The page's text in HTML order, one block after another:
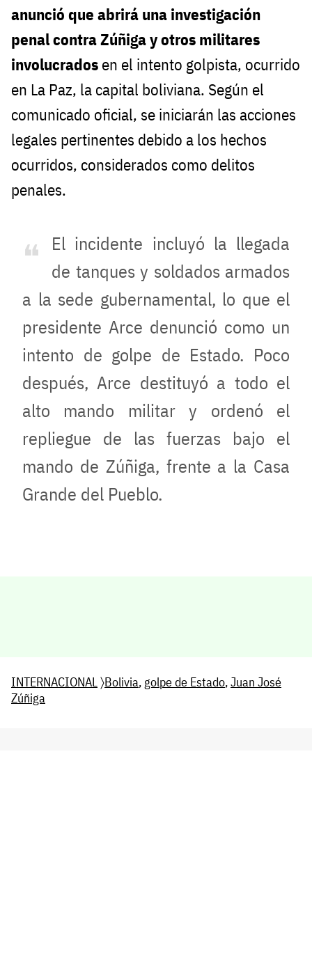
anunció que abrirá una investigación
penal contra Zúñiga y otros militares
involucrados en el intento golpista, ocurrido
en La Paz, la capital boliviana. Según el
comunicado oficial, se iniciarán las acciones
legales pertinentes debido a los hechos
ocurridos, considerados como delitos
penales.
El incidente incluyó la llegada
de tanques y soldados armados
a la sede gubernamental, lo que el
presidente Arce denunció como un
intento de golpe de Estado. Poco
después, Arce destituyó a todo el
alto mando militar y ordenó el
repliegue de las fuerzas bajo el
mando de Zúñiga, frente a la Casa
Grande del Pueblo.
INTERNACIONAL〉Bolivia, golpe de Estado,Juan José
Zúñiga